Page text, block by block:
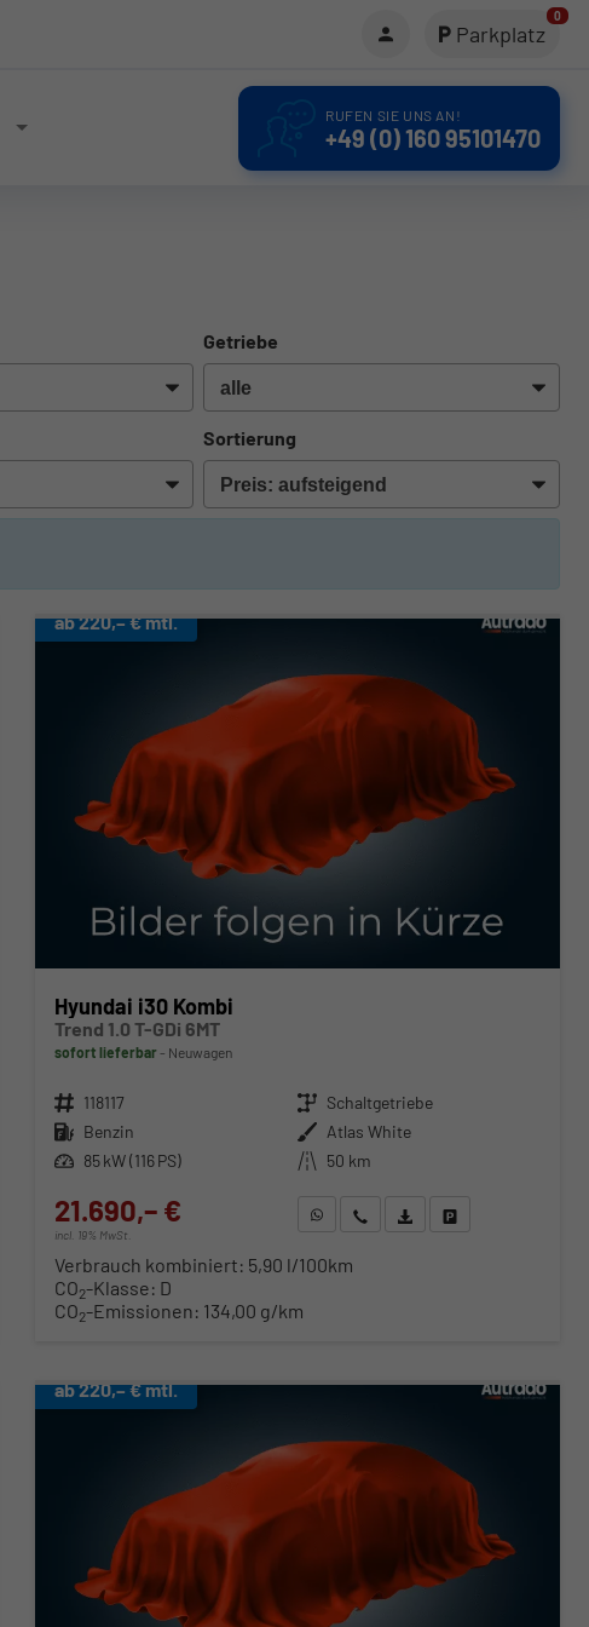
Parkplatz
0
RUFEN SIE UNS AN!
+49 (0) 160 95101470
Getriebe
Sortierung
ab 220,– € mtl.
Hyundai i30 Kombi
Trend 1.0 T-GDi 6MT
sofort lieferbar Neuwagen
Fahrzeugnr. 118117 Getriebe Schaltgetriebe
Kraftstoff Benzin Außenfarbe Atlas White
Leistung 85 kW (116 PS) Kilometerstand 50 km
21.690,– €
incl. 19% MwSt.
WhatsApp anfragen
Wir rufen Sie anFahrzeugexposé (PDF)
Fahrzeug parken
Verbrauch kombiniert: 5,90 l/100km
CO2-Klasse: D
CO2-Emissionen: 134,00 g/km
ab 220,– € mtl.